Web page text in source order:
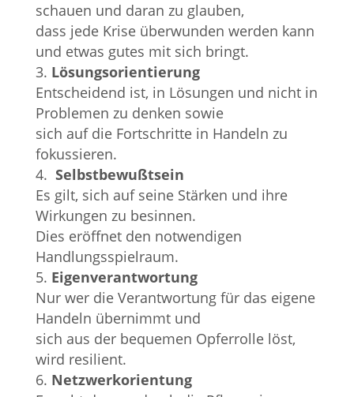
schauen und daran zu glauben,
dass jede Krise überwunden werden kann
und etwas gutes mit sich bringt.
Lösungsorientierung
Entscheidend ist, in Lösungen und nicht in
Problemen zu denken sowie
sich auf die Fortschritte in Handeln zu
fokussieren.
Selbstbewußtsein
Es gilt, sich auf seine Stärken und ihre
Wirkungen zu besinnen.
Dies eröffnet den notwendigen
Handlungsspielraum.
Eigenverantwortung
Nur wer die Verantwortung für das eigene
Handeln übernimmt und
sich aus der bequemen Opferrolle löst,
wird resilient.
Netzwerkorientung